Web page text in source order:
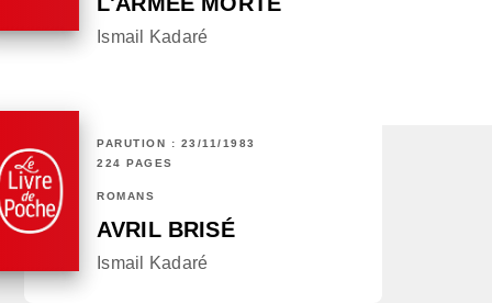
Ismail Kadaré
PARUTION : 23/11/1983
224 PAGES
ROMANS
AVRIL BRISÉ
Ismail Kadaré